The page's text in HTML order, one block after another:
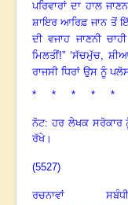
ਪਰਿਵਾਰਾਂ ਦਾ ਹਾਲ
ਸ਼ਾਇਰ ਆਰਿਫ਼ ਜਾਨ ਤੋਂ
ਦੀ ਵਜਾਹ ਜਾਣਨੀ
ਮਿਲਤੀਂ!” ‘ਸੱਚਮੁੱਚ,
ਰਾਜਸੀ ਧਿਰਾਂ ਉਸ ਨੂੰ
* * * * *
ਨੋਟ: ਹਰ ਲੇਖਕ ਸਰੋਕਾਰ
ਰੱਖੇ।
(5527)
ਰਚਨਾਵਾਂ